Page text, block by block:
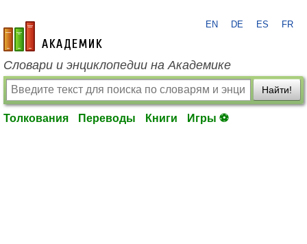
academic.ru
EN DE ES FR
Словари и энциклопедии на Академике
Найти!
Толкования Переводы Книги Игры ⚽